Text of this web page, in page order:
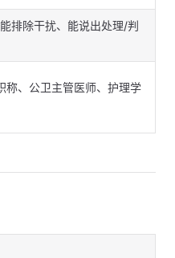
排除干扰、能说出处理/判
称、公卫主管医师、护理学